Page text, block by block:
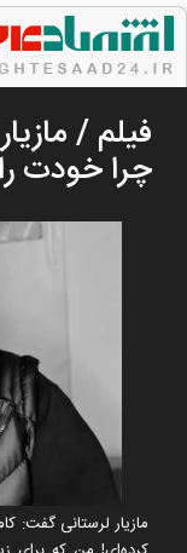
فیلم /
چرا خودت
مازیار لرستانی گفت: